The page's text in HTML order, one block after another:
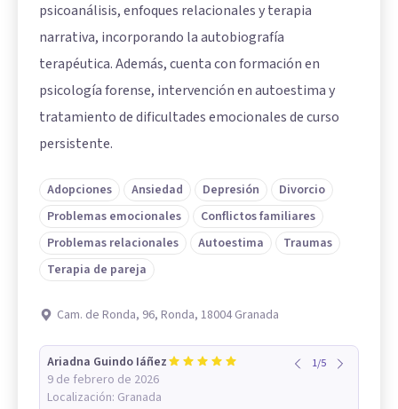
psicoanálisis, enfoques relacionales y terapia
narrativa, incorporando la autobiografía
terapéutica. Además, cuenta con formación en
psicología forense, intervención en autoestima y
tratamiento de dificultades emocionales de curso
persistente.
Adopciones Ansiedad Depresión
Divorcio
Problemas emocionales
Conflictos familiares
Problemas relacionales
Autoestima
Traumas
Terapia de pareja
Cam. de Ronda, 96, Ronda, 18004 Granada
Ariadna Guindo Iáñez
9 de febrero de 2026
Localización: Granada
1/5